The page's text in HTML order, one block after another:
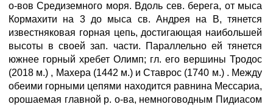
о-вов Средиземного моря. Вдоль сев. берега, от мыса
Кормахити на 3 до мыса св. Андрея на В, тянется
известняковая горная цепь, достигающая наибольшей
высоты в своей зап. части. Параллельно ей тянется
южнее горный хребет Олимп; гл. его вершины Тродос
(2018 м.) , Махера (1442 м.) и Ставрос (1740 м.) . Между
обеими горными цепями находится равнина Мессариа,
орошаемая главной р. о-ва, немноговодным Пидиасом